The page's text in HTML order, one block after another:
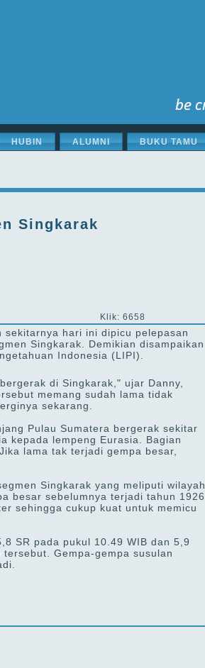
HUBIN ALUMNI BUKU TAMU
Singkarak
Klik: 6658
sekitarnya hari ini dipicu pelepasan
Singkarak. Demikian disampaikan
Indonesia (LIPI).
di Singkarak," ujar Danny,
memang sudah lama tidak
sekarang.
Pulau Sumatera bergerak sekitar
kepada lempeng Eurasia. Bagian
lama tak terjadi gempa besar,
Singkarak yang meliputi wilayah
besar sebelumnya terjadi tahun 1926
sehingga cukup kuat untuk memicu
SR pada pukul 10.49 WIB dan 5,9
Gempa-gempa susulan